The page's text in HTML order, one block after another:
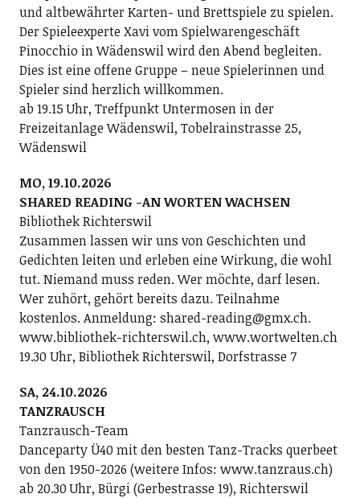
und altbewährter Karten- und Brettspiele zu spielen.
Der Spieleexperte Xavi vom Spielwarengeschäft
Pinocchio in Wädenswil wird den Abend begleiten.
Dies ist eine offene Gruppe – neue Spielerinnen und
Spieler sind herzlich willkommen.
ab 19.15 Uhr, Treffpunkt Untermosen in der
Freizeitanlage Wädenswil, Tobelrainstrasse 25,
Wädenswil
MO, 19.10.2026
SHARED READING -AN WORTEN WACHSEN
Bibliothek Richterswil
Zusammen lassen wir uns von Geschichten und
Gedichten leiten und erleben eine Wirkung, die wohl
tut. Niemand muss reden. Wer möchte, darf lesen.
Wer zuhört, gehört bereits dazu. Teilnahme
kostenlos. Anmeldung: shared-reading@gmx.ch.
www.bibliothek-richterswil.ch, www.wortwelten.ch
19.30 Uhr, Bibliothek Richterswil, Dorfstrasse 7
SA, 24.10.2026
TANZRAUSCH
Tanzrausch-Team
Danceparty Ü40 mit den besten Tanz-Tracks querbeet
von den 1950-2026 (weitere Infos: www.tanzraus.ch)
ab 20.30 Uhr, Bürgi (Gerbestrasse 19), Richterswil